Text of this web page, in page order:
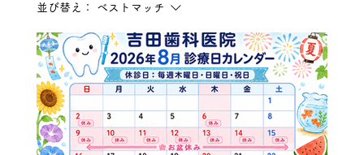
並び替え：
ベストマッチ